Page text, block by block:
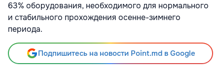
63% оборудования, необходимого для нормального
и стабильного прохождения осенне-зимнего
периода.
Подпишитесь на новости Point.md в Google